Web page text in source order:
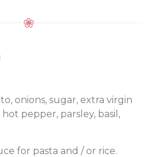
onions, sugar, extra virgin
hot pepper, parsley, basil,
for pasta and / or rice.